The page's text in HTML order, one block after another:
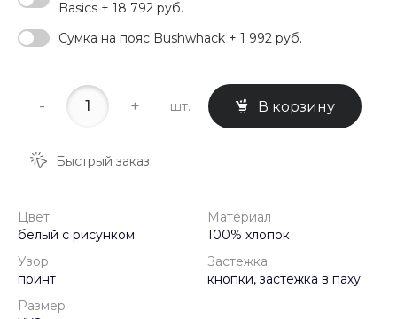
Basics + 18 792 руб.
Сумка на пояс Bushwhack + 1 992 руб.
- + шт. В корзину
Быстрый заказ
Цвет
белый с рисунком
Материал
100% хлопок
Узор
принт
Застежка
кнопки, застежка в паху
Размер